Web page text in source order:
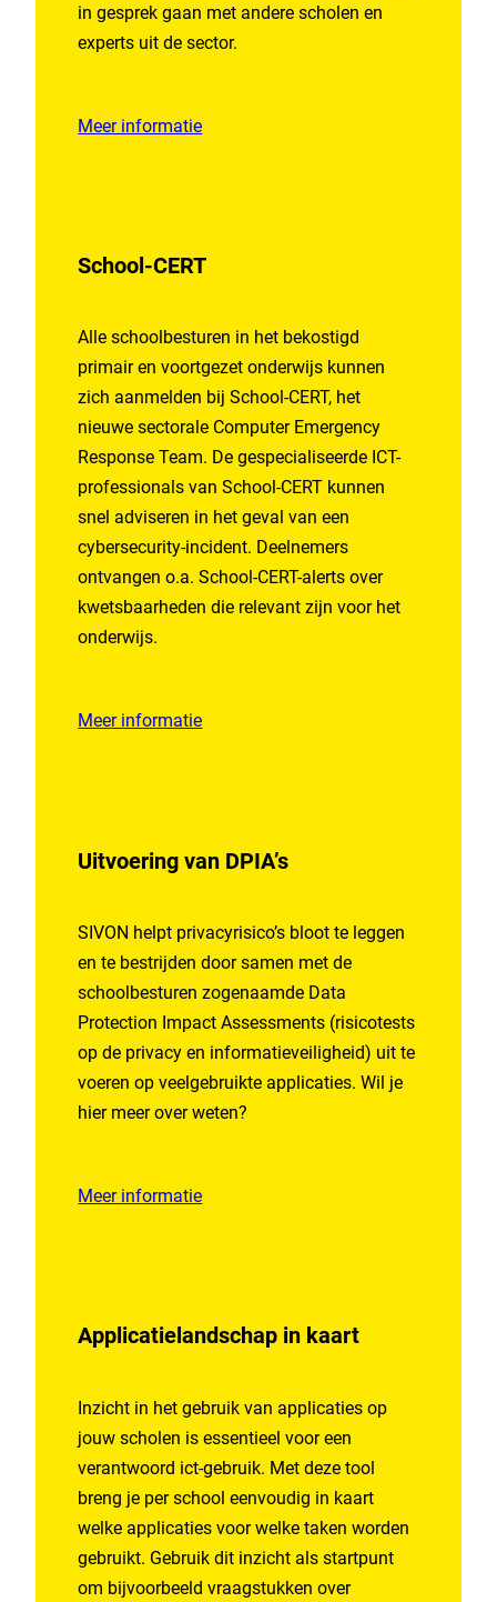
in gesprek gaan met andere scholen en
experts uit de sector.
Meer informatie
School-CERT
Alle schoolbesturen in het bekostigd
primair en voortgezet onderwijs kunnen
zich aanmelden bij School-CERT, het
nieuwe sectorale Computer Emergency
Response Team. De gespecialiseerde ICT-
professionals van School-CERT kunnen
snel adviseren in het geval van een
cybersecurity-incident. Deelnemers
ontvangen o.a. School-CERT-alerts over
kwetsbaarheden die relevant zijn voor het
onderwijs.
Meer informatie
Uitvoering van DPIA’s
SIVON helpt privacyrisico’s bloot te leggen
en te bestrijden door samen met de
schoolbesturen zogenaamde Data
Protection Impact Assessments (risicotests
op de privacy en informatieveiligheid) uit te
voeren op veelgebruikte applicaties. Wil je
hier meer over weten?
Meer informatie
Applicatielandschap in kaart
Inzicht in het gebruik van applicaties op
jouw scholen is essentieel voor een
verantwoord ict-gebruik. Met deze tool
breng je per school eenvoudig in kaart
welke applicaties voor welke taken worden
gebruikt. Gebruik dit inzicht als startpunt
om bijvoorbeeld vraagstukken over